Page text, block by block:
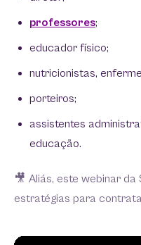
professores;
educador físico;
nutricionistas,
porteiros;
assistentes
educação.
🎥 Aliás, este webinar da
estratégias para